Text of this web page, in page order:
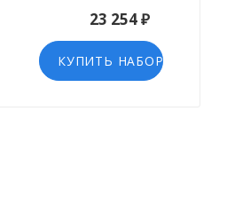
23 254 ₽
КУПИТЬ НАБОР